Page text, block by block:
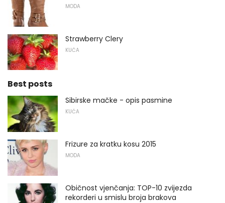
MODA
Strawberry Clery
KUĆA
Best posts
Sibirske mačke - opis pasmine
KUĆA
Frizure za kratku kosu 2015
MODA
Običnost vjenčanja: TOP-10 zvijezda
rekorderi u smislu broja brakova